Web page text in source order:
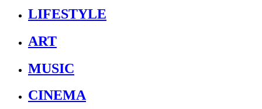
LIFESTYLE
ART
MUSIC
CINEMA